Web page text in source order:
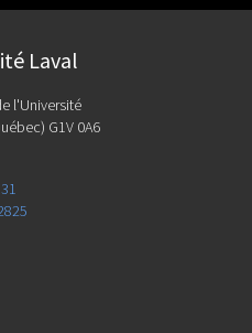
Laval
l'Université
G1V 0A6